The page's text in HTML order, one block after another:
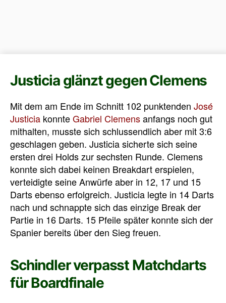
Justicia glänzt gegen Clemens
Mit dem am Ende im Schnitt 102 punktenden José
Justicia konnteGabriel Clemensanfangs noch gut
mithalten, musste sich schlussendlich aber mit 3:6
geschlagen geben. Justicia sicherte sich seine
ersten drei Holds zur sechsten Runde. Clemens
konnte sich dabei keinen Breakdart erspielen,
verteidigte seine Anwürfe aber in 12, 17 und 15
Darts ebenso erfolgreich. Justicia legte in 14 Darts
nach und schnappte sich das einzige Break der
Partie in 16 Darts. 15 Pfeile später konnte sich der
Spanier bereits über den Sieg freuen.
Schindler verpasst Matchdarts
für Boardfinale